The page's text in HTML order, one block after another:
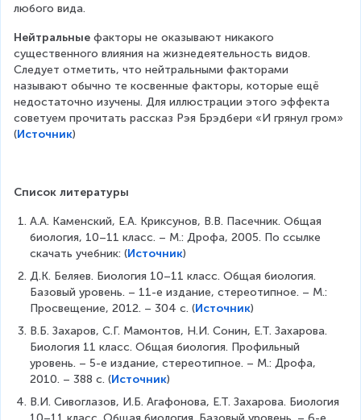
любого вида.
Нейтральные факторы не оказывают никакого
существенного влияния на жизнедеятельность видов.
Следует отметить, что нейтральными факторами
называют обычно те косвенные факторы, которые ещё
недостаточно изучены. Для иллюстрации этого эффекта
советуем прочитать рассказ Рэя Брэдбери «И грянул гром»
(Источник)
Список литературы
А.А. Каменский, Е.А. Криксунов, В.В. Пасечник. Общая
биология, 10–11 класс. – М.: Дрофа, 2005. По ссылке
скачать учебник: (Источник)
Д.К. Беляев. Биология 10–11 класс. Общая биология.
Базовый уровень. – 11-е издание, стереотипное. – М.:
Просвещение, 2012. – 304 с. (Источник)
В.Б. Захаров, С.Г. Мамонтов, Н.И. Сонин, Е.Т. Захарова.
Биология 11 класс. Общая биология. Профильный
уровень. – 5-е издание, стереотипное. – М.: Дрофа,
2010. – 388 с. (Источник)
В.И. Сивоглазов, И.Б. Агафонова, Е.Т. Захарова. Биология